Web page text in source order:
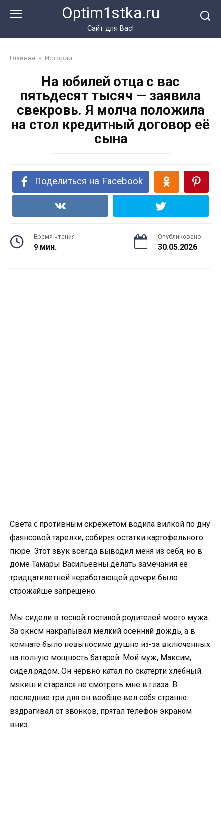
Optim1stka.ru
Сайт для Вас!
Главная » Истории
На юбилей отца с вас
пятьдесят тысяч — заявила
свекровь. Я молча положила
на стол кредитный договор её
сына
Поделиться на Facebook
Время чтения
9 мин.
Опубликовано
30.05.2026
Света с противным скрежетом водила вилкой по дну
фаянсовой тарелки, собирая остатки картофельного
пюре. Этот звук всегда выводил меня из себя, но в
доме Тамары Васильевны делать замечания её
тридцатилетней неработающей дочери было
строжайше запрещено.
Мы сидели в тесной гостиной родителей моего мужа.
За окном накрапывал мелкий осенний дождь, а в
комнате было невыносимо душно из-за включенных
на полную мощность батарей. Мой муж, Максим,
сидел рядом. Он нервно катал по скатерти хлебный
мякиш и старался не смотреть мне в глаза. В
последние три дня он вообще вел себя странно:
вздрагивал от звонков, прятал телефон экраном
вниз.